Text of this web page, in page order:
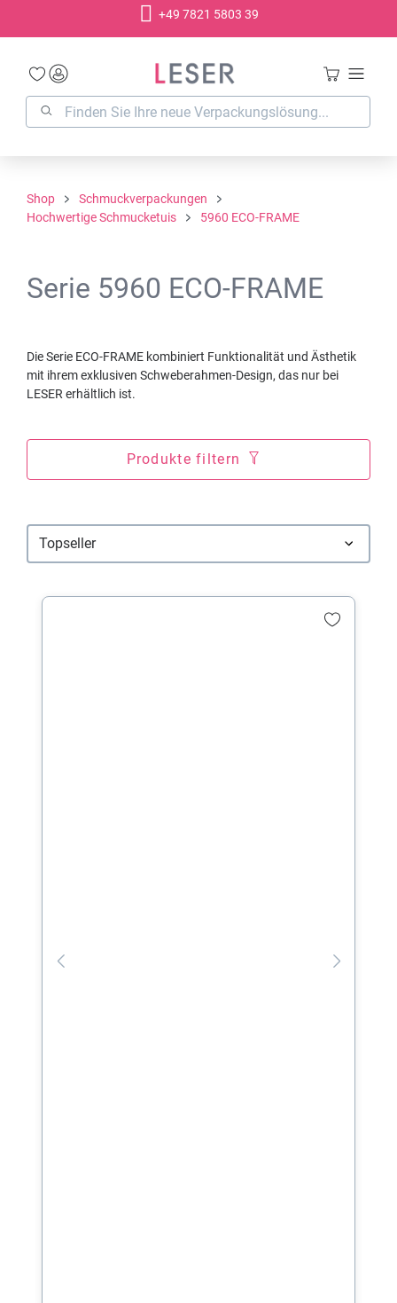
+49 7821 5803 39
Shop
Schmuckverpackungen
Hochwertige Schmucketuis
5960 ECO-FRAME
Serie 5960 ECO-FRAME
Die Serie ECO-FRAME kombiniert Funktionalität und Ästhetik
mit ihrem exklusiven Schweberahmen-Design, das nur bei
LESER erhältlich ist.
Produkte filtern